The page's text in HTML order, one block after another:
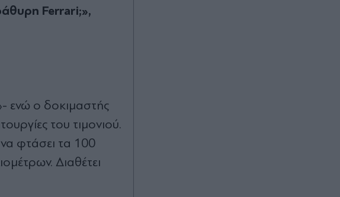
Ferrari;»,
ενώ ο δοκιμαστής
του τιμονιού.
φτάσει τα 100
Διαθέτει